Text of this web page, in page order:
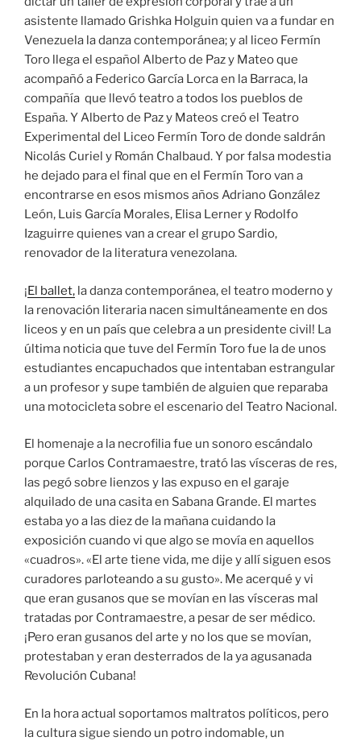
asistente llamado Grishka Holguin quien va a fundar en
Venezuela la danza contemporánea; y al liceo Fermín
Toro llega el español Alberto de Paz y Mateo que
acompañó a Federico García Lorca en la Barraca, la
compañía que llevó teatro a todos los pueblos de
España. Y Alberto de Paz y Mateos creó el Teatro
Experimental del Liceo Fermín Toro de donde saldrán
Nicolás Curiel y Román Chalbaud. Y por falsa modestia
he dejado para el final que en el Fermín Toro van a
encontrarse en esos mismos años Adriano González
León, Luis García Morales, Elisa Lerner y Rodolfo
Izaguirre quienes van a crear el grupo Sardio,
renovador de la literatura venezolana.
¡El ballet, la danza contemporánea, el teatro moderno y
la renovación literaria nacen simultáneamente en dos
liceos y en un país que celebra a un presidente civil! La
última noticia que tuve del Fermín Toro fue la de unos
estudiantes encapuchados que intentaban estrangular
a un profesor y supe también de alguien que reparaba
una motocicleta sobre el escenario del Teatro Nacional.
El homenaje a la necrofilia fue un sonoro escándalo
porque Carlos Contramaestre, trató las vísceras de res,
las pegó sobre lienzos y las expuso en el garaje
alquilado de una casita en Sabana Grande. El martes
estaba yo a las diez de la mañana cuidando la
exposición cuando vi que algo se movía en aquellos
«cuadros». «El arte tiene vida, me dije y allí siguen esos
curadores parloteando a su gusto». Me acerqué y vi
que eran gusanos que se movían en las vísceras mal
tratadas por Contramaestre, a pesar de ser médico.
¡Pero eran gusanos del arte y no los que se movían,
protestaban y eran desterrados de la ya agusanada
Revolución Cubana!
En la hora actual soportamos maltratos políticos, pero
la cultura sigue siendo un potro indomable, un